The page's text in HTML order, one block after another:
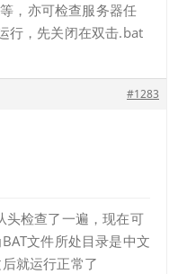
，亦可检查服务器任
行，先关闭在双击.bat
#1283
头检查了一遍，现在可
文件所处目录是中文
就运行正常了